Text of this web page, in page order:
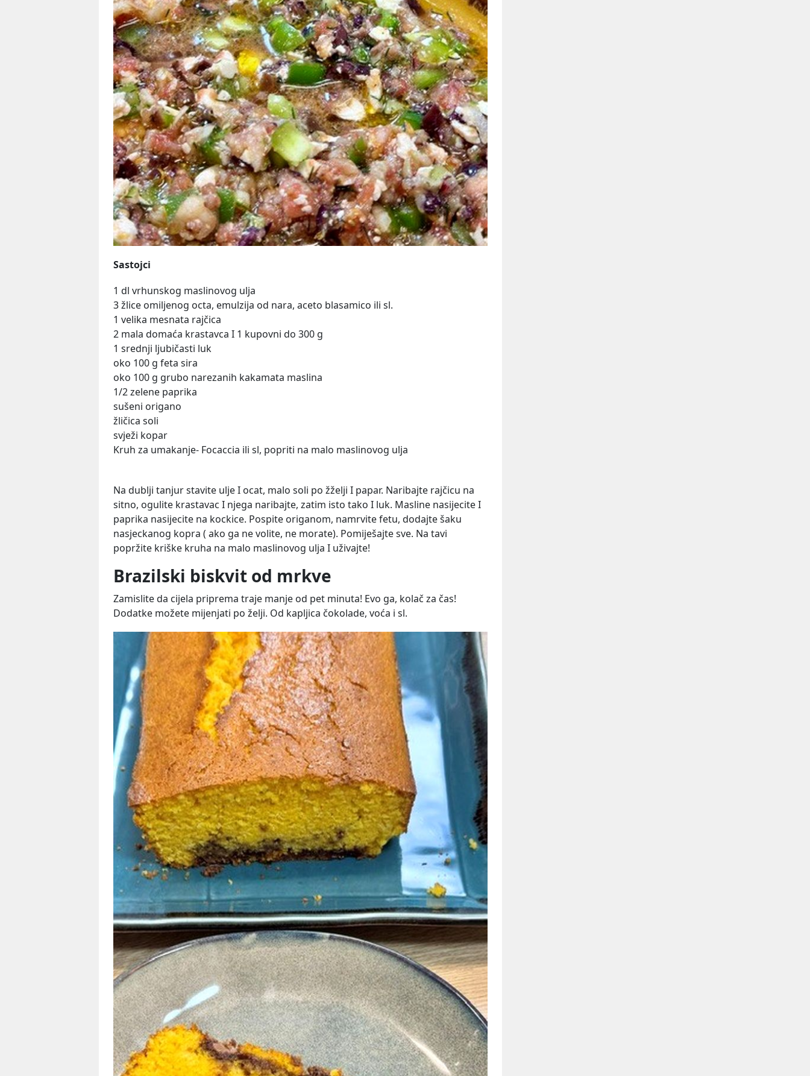
Sastojci
1 dl vrhunskog maslinovog ulja
3 žlice omiljenog octa, emulzija od nara, aceto blasamico ili sl.
1 velika mesnata rajčica
2 mala domaća krastavca I 1 kupovni do 300 g
1 srednji ljubičasti luk
oko 100 g feta sira
oko 100 g grubo narezanih kakamata maslina
1/2 zelene paprika
sušeni origano
žličica soli
svježi kopar
Kruh za umakanje- Focaccia ili sl, popriti na malo maslinovog ulja
Na dublji tanjur stavite ulje I ocat, malo soli po žželji I papar. Naribajte rajčicu na
sitno, ogulite krastavac I njega naribajte, zatim isto tako I luk. Masline nasijecite I
paprika nasijecite na kockice. Pospite origanom, namrvite fetu, dodajte šaku
nasjeckanog kopra ( ako ga ne volite, ne morate). Pomiješajte sve. Na tavi
popržite kriške kruha na malo maslinovog ulja I uživajte!
Brazilski biskvit od mrkve
Zamislite da cijela priprema traje manje od pet minuta! Evo ga, kolač za čas!
Dodatke možete mijenjati po želji. Od kapljica čokolade, voća i sl.